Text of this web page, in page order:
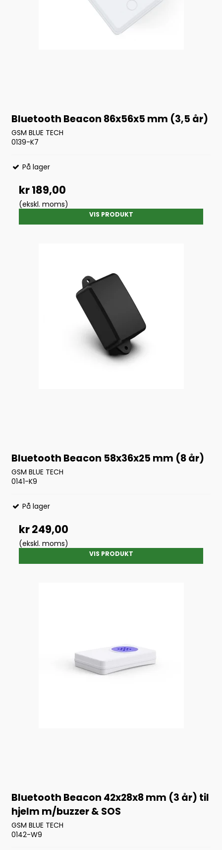
Bluetooth Beacon 86x56x5 mm (3,5 år)
GSM BLUE TECH
0139-K7
På lager
kr 189,00
(ekskl. moms)
VIS PRODUKT
Bluetooth Beacon 58x36x25 mm (8 år)
GSM BLUE TECH
0141-K9
På lager
kr 249,00
(ekskl. moms)
VIS PRODUKT
Bluetooth Beacon 42x28x8 mm (3 år) til
hjelm m/buzzer & SOS
GSM BLUE TECH
0142-W9